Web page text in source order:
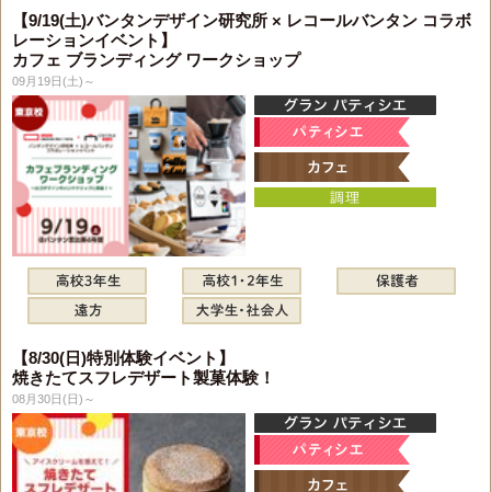
【9/19(土)バンタンデザイン研究所 × レコールバンタン コラボ
レーションイベント】
カフェ ブランディング ワークショップ
09月19日(土)～
【8/30(日)特別体験イベント】
焼きたてスフレデザート製菓体験！
08月30日(日)～